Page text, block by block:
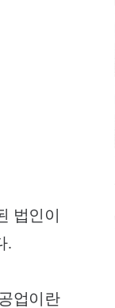
법인이
.
업이란